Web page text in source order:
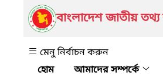
বাংলাদেশ জাতীয় তথ্য
মেনু নির্বাচন করুন
আমাদের সম্পর্কে